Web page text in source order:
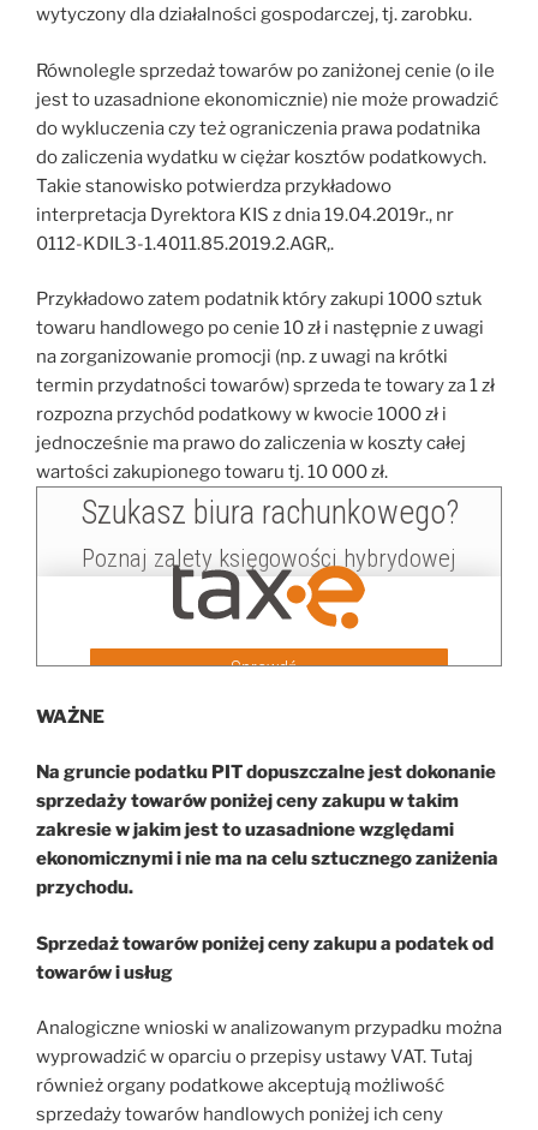
wytyczony dla działalności gospodarczej, tj. zarobku.
Równolegle sprzedaż towarów po zaniżonej cenie (o ile
jest to uzasadnione ekonomicznie) nie może prowadzić
do wykluczenia czy też ograniczenia prawa podatnika
do zaliczenia wydatku w ciężar kosztów podatkowych.
Takie stanowisko potwierdza przykładowo
interpretacja Dyrektora KIS z dnia 19.04.2019r., nr
0112-KDIL3-1.4011.85.2019.2.AGR,.
Przykładowo zatem podatnik który zakupi 1000 sztuk
towaru handlowego po cenie 10 zł i następnie z uwagi
na zorganizowanie promocji (np. z uwagi na krótki
termin przydatności towarów) sprzeda te towary za 1 zł
rozpozna przychód podatkowy w kwocie 1000 zł i
jednocześnie ma prawo do zaliczenia w koszty całej
wartości zakupionego towaru tj. 10 000 zł.
WAŻNE
Na gruncie podatku PIT dopuszczalne jest dokonanie
sprzedaży towarów poniżej ceny zakupu w takim
zakresie w jakim jest to uzasadnione względami
ekonomicznymi i nie ma na celu sztucznego zaniżenia
przychodu.
Sprzedaż towarów poniżej ceny zakupu a podatek od
towarów i usług
Analogiczne wnioski w analizowanym przypadku można
wyprowadzić w oparciu o przepisy ustawy VAT. Tutaj
również organy podatkowe akceptują możliwość
sprzedaży towarów handlowych poniżej ich ceny